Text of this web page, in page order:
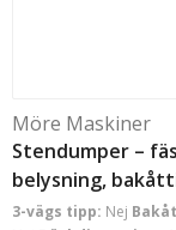
Möre Maskiner
Stendumper –
belysning,
3-vägs tipp: Nej